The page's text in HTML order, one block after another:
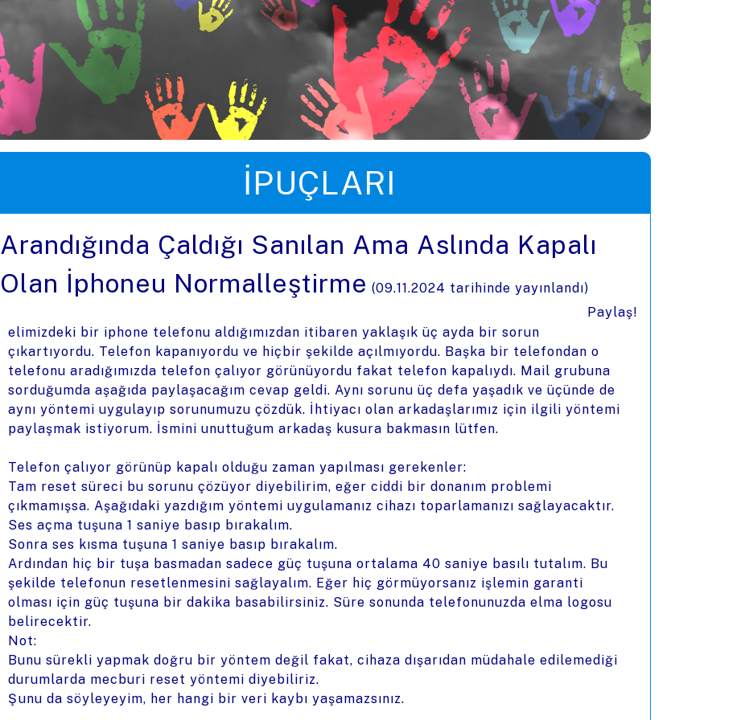
İPUÇLARI
Arandığında Çaldığı Sanılan Ama Aslında Kapalı
Olan İphoneu Normalleştirme (09.11.2024 tarihinde yayınlandı)
Paylaş!
elimizdeki bir iphone telefonu aldığımızdan itibaren yaklaşık üç ayda bir sorun
çıkartıyordu. Telefon kapanıyordu ve hiçbir şekilde açılmıyordu. Başka bir telefondan o
telefonu aradığımızda telefon çalıyor görünüyordu fakat telefon kapalıydı. Mail grubuna
sorduğumda aşağıda paylaşacağım cevap geldi. Aynı sorunu üç defa yaşadık ve üçünde de
aynı yöntemi uygulayıp sorunumuzu çözdük. İhtiyacı olan arkadaşlarımız için ilgili yöntemi
paylaşmak istiyorum. İsmini unuttuğum arkadaş kusura bakmasın lütfen.
Telefon çalıyor görünüp kapalı olduğu zaman yapılması gerekenler:
Tam reset süreci bu sorunu çözüyor diyebilirim, eğer ciddi bir donanım problemi
çıkmamışsa. Aşağıdaki yazdığım yöntemi uygulamanız cihazı toparlamanızı sağlayacaktır.
Ses açma tuşuna 1 saniye basıp bırakalım.
Sonra ses kısma tuşuna 1 saniye basıp bırakalım.
Ardından hiç bir tuşa basmadan sadece güç tuşuna ortalama 40 saniye basılı tutalım. Bu
şekilde telefonun resetlenmesini sağlayalım. Eğer hiç görmüyorsanız işlemin garanti
olması için güç tuşuna bir dakika basabilirsiniz. Süre sonunda telefonunuzda elma logosu
belirecektir.
Not:
Bunu sürekli yapmak doğru bir yöntem değil fakat, cihaza dışarıdan müdahale edilemediği
durumlarda mecburi reset yöntemi diyebiliriz.
Şunu da söyleyeyim, her hangi bir veri kaybı yaşamazsınız.